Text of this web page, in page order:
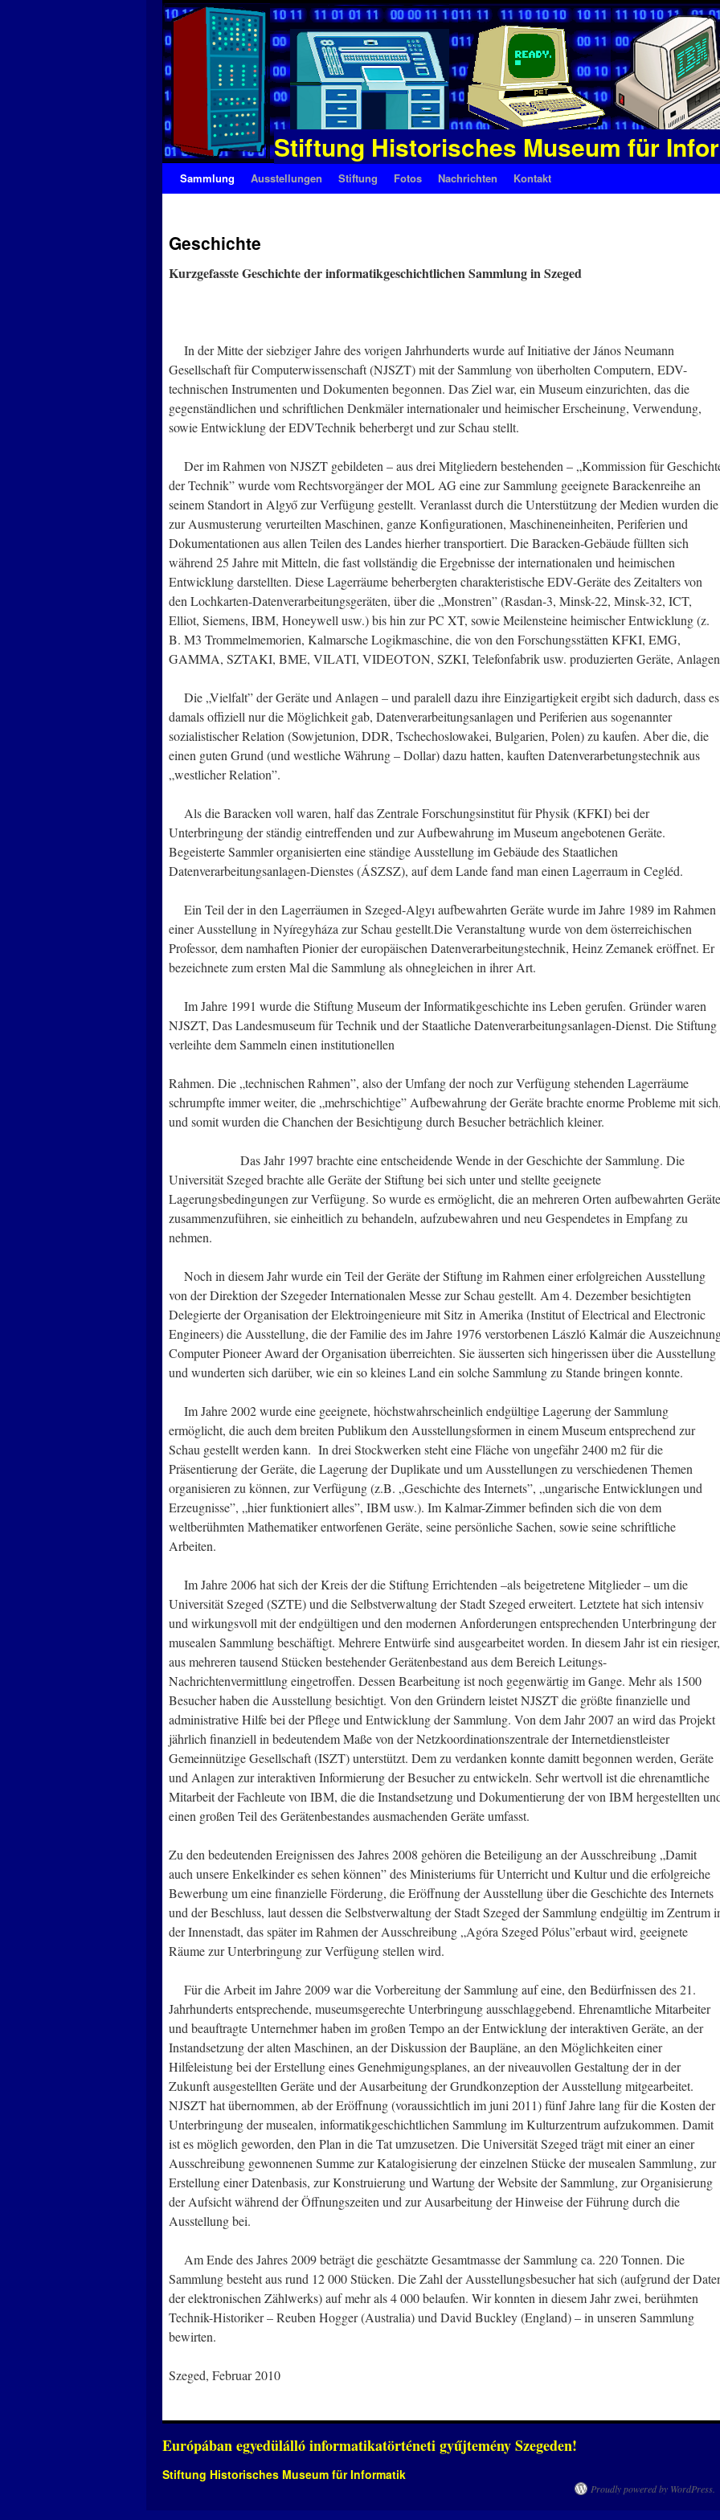
Stiftung Historisches Museum für
Zum
springen
Sammlung Ausstellungen Stiftung Fotos Nachrichten Kontakt
Geschichte
Kurzgefasste Geschichte der informatikgeschichtlichen Sammlung in Szeged
In der Mitte der siebziger Jahre des vorigen Jahrhunderts wurde auf Initiative der János Neumann
Gesellschaft für Computerwissenschaft (NJSZT) mit der Sammlung von überholten Computern, EDV-
technischen Instrumenten und Dokumenten begonnen. Das Ziel war, ein Museum einzurichten, das die
gegenständlichen und schriftlichen Denkmäler internationaler und heimischer Erscheinung, Verwendung,
sowie Entwicklung der EDVTechnik beherbergt und zur Schau stellt.
Der im Rahmen von NJSZT gebildeten – aus drei Mitgliedern bestehenden – „Kommission für
der Technik” wurde vom Rechtsvorgänger der MOL AG eine zur Sammlung geeignete Barackenreihe an
seinem Standort in Algyő zur Verfügung gestellt. Veranlasst durch die Unterstützung der Medien wurden die
zur Ausmusterung verurteilten Maschinen, ganze Konfigurationen, Maschineneinheiten, Periferien und
Dokumentationen aus allen Teilen des Landes hierher transportiert. Die Baracken-Gebäude füllten sich
während 25 Jahre mit Mitteln, die fast vollständig die Ergebnisse der internationalen und heimischen
Entwicklung darstellten. Diese Lagerräume beherbergten charakteristische EDV-Geräte des Zeitalters von
den Lochkarten-Datenverarbeitungsgeräten, über die „Monstren” (Rasdan-3, Minsk-22, Minsk-32, ICT,
Elliot, Siemens, IBM, Honeywell usw.) bis hin zur PC XT, sowie Meilensteine heimischer Entwicklung (z.
B. M3 Trommelmemorien, Kalmarsche Logikmaschine, die von den Forschungsstätten KFKI, EMG,
GAMMA, SZTAKI, BME, VILATI, VIDEOTON, SZKI, Telefonfabrik usw. produzierten Geräte,
Die „Vielfalt” der Geräte und Anlagen – und paralell dazu ihre Einzigartigkeit ergibt sich dadurch, dass es
damals offiziell nur die Möglichkeit gab, Datenverarbeitungsanlagen und Periferien aus sogenannter
sozialistischer Relation (Sowjetunion, DDR, Tschechoslowakei, Bulgarien, Polen) zu kaufen. Aber die, die
einen guten Grund (und westliche Währung – Dollar) dazu hatten, kauften Datenverarbetungstechnik aus
„westlicher Relation”.
Als die Baracken voll waren, half das Zentrale Forschungsinstitut für Physik (KFKI) bei der
Unterbringung der ständig eintreffenden und zur Aufbewahrung im Museum angebotenen Geräte.
Begeisterte Sammler organisierten eine ständige Ausstellung im Gebäude des Staatlichen
Datenverarbeitungsanlagen-Dienstes (ÁSZSZ), auf dem Lande fand man einen Lagerraum in Cegléd.
Ein Teil der in den Lagerräumen in Szeged-Algyı aufbewahrten Geräte wurde im Jahre 1989 im Rahmen
einer Ausstellung in Nyíregyháza zur Schau gestellt.Die Veranstaltung wurde von dem österreichischen
Professor, dem namhaften Pionier der europäischen Datenverarbeitungstechnik, Heinz Zemanek eröffnet. Er
bezeichnete zum ersten Mal die Sammlung als ohnegleichen in ihrer Art.
Im Jahre 1991 wurde die Stiftung Museum der Informatikgeschichte ins Leben gerufen. Gründer waren
NJSZT, Das Landesmuseum für Technik und der Staatliche Datenverarbeitungsanlagen-Dienst. Die Stiftung
verleihte dem Sammeln einen institutionellen
Rahmen. Die „technischen Rahmen”, also der Umfang der noch zur Verfügung stehenden Lagerräume
schrumpfte immer weiter, die „mehrschichtige” Aufbewahrung der Geräte brachte enorme Probleme mit
und somit wurden die Chanchen der Besichtigung durch Besucher beträchlich kleiner.
Das Jahr 1997 brachte eine entscheidende Wende in der Geschichte der Sammlung. Die
Universität Szeged brachte alle Geräte der Stiftung bei sich unter und stellte geeignete
Lagerungsbedingungen zur Verfügung. So wurde es ermöglicht, die an mehreren Orten aufbewahrten Geräte
zusammenzuführen, sie einheitlich zu behandeln, aufzubewahren und neu Gespendetes in Empfang zu
nehmen.
Noch in diesem Jahr wurde ein Teil der Geräte der Stiftung im Rahmen einer erfolgreichen Ausstellung
von der Direktion der Szegeder Internationalen Messe zur Schau gestellt. Am 4. Dezember besichtigten
Delegierte der Organisation der Elektroingenieure mit Sitz in Amerika (Institut of Electrical and Electronic
Engineers) die Ausstellung, die der Familie des im Jahre 1976 verstorbenen László Kalmár die
Computer Pioneer Award der Organisation überreichten. Sie äusserten sich hingerissen über die Ausstellung
und wunderten sich darüber, wie ein so kleines Land ein solche Sammlung zu Stande bringen konnte.
Im Jahre 2002 wurde eine geeignete, höchstwahrscheinlich endgültige Lagerung der Sammlung
ermöglicht, die auch dem breiten Publikum den Ausstellungsformen in einem Museum entsprechend zur
Schau gestellt werden kann. In drei Stockwerken steht eine Fläche von ungefähr 2400 m2 für die
Präsentierung der Geräte, die Lagerung der Duplikate und um Ausstellungen zu verschiedenen Themen
organisieren zu können, zur Verfügung (z.B. „Geschichte des Internets”, „ungarische Entwicklungen und
Erzeugnisse”, „hier funktioniert alles”, IBM usw.). Im Kalmar-Zimmer befinden sich die von dem
weltberühmten Mathematiker entworfenen Geräte, seine persönliche Sachen, sowie seine schriftliche
Arbeiten.
Im Jahre 2006 hat sich der Kreis der die Stiftung Errichtenden –als beigetretene Mitglieder – um die
Universität Szeged (SZTE) und die Selbstverwaltung der Stadt Szeged erweitert. Letztete hat sich intensiv
und wirkungsvoll mit der endgültigen und den modernen Anforderungen entsprechenden Unterbringung der
musealen Sammlung beschäftigt. Mehrere Entwürfe sind ausgearbeitet worden. In diesem Jahr ist ein riesiger,
aus mehreren tausend Stücken bestehender Gerätenbestand aus dem Bereich Leitungs-
Nachrichtenvermittlung eingetroffen. Dessen Bearbeitung ist noch gegenwärtig im Gange. Mehr als 1500
Besucher haben die Ausstellung besichtigt. Von den Gründern leistet NJSZT die größte finanzielle und
administrative Hilfe bei der Pflege und Entwicklung der Sammlung. Von dem Jahr 2007 an wird das Projekt
jährlich finanziell in bedeutendem Maße von der Netzkoordinationszentrale der Internetdienstleister
Gemeinnützige Gesellschaft (ISZT) unterstützt. Dem zu verdanken konnte damitt begonnen werden, Geräte
und Anlagen zur interaktiven Informierung der Besucher zu entwickeln. Sehr wertvoll ist die ehrenamtliche
Mitarbeit der Fachleute von IBM, die die Instandsetzung und Dokumentierung der von IBM hergestellten
einen großen Teil des Gerätenbestandes ausmachenden Geräte umfasst.
Zu den bedeutenden Ereignissen des Jahres 2008 gehören die Beteiligung an der Ausschreibung „Damit
auch unsere Enkelkinder es sehen können” des Ministeriums für Unterricht und Kultur und die erfolgreiche
Bewerbung um eine finanzielle Förderung, die Eröffnung der Ausstellung über die Geschichte des Internets
und der Beschluss, laut dessen die Selbstverwaltung der Stadt Szeged der Sammlung endgültig im Zentrum
der Innenstadt, das später im Rahmen der Ausschreibung „Agóra Szeged Pólus”erbaut wird, geeignete
Räume zur Unterbringung zur Verfügung stellen wird.
Für die Arbeit im Jahre 2009 war die Vorbereitung der Sammlung auf eine, den Bedürfnissen des 21.
Jahrhunderts entsprechende, museumsgerechte Unterbringung ausschlaggebend. Ehrenamtliche Mitarbeiter
und beauftragte Unternehmer haben im großen Tempo an der Entwicklung der interaktiven Geräte, an der
Instandsetzung der alten Maschinen, an der Diskussion der Baupläne, an den Möglichkeiten einer
Hilfeleistung bei der Erstellung eines Genehmigungsplanes, an der niveauvollen Gestaltung der in der
Zukunft ausgestellten Geräte und der Ausarbeitung der Grundkonzeption der Ausstellung mitgearbeitet.
NJSZT hat übernommen, ab der Eröffnung (voraussichtlich im juni 2011) fünf Jahre lang für die Kosten der
Unterbringung der musealen, informatikgeschichtlichen Sammlung im Kulturzentrum aufzukommen. Damit
ist es möglich geworden, den Plan in die Tat umzusetzen. Die Universität Szeged trägt mit einer an einer
Ausschreibung gewonnenen Summe zur Katalogisierung der einzelnen Stücke der musealen Sammlung, zur
Erstellung einer Datenbasis, zur Konstruierung und Wartung der Website der Sammlung, zur Organisierung
der Aufsicht während der Öffnungszeiten und zur Ausarbeitung der Hinweise der Führung durch die
Ausstellung bei.
Am Ende des Jahres 2009 beträgt die geschätzte Gesamtmasse der Sammlung ca. 220 Tonnen. Die
Sammlung besteht aus rund 12 000 Stücken. Die Zahl der Ausstellungsbesucher hat sich (aufgrund der
der elektronischen Zählwerks) auf mehr als 4 000 belaufen. Wir konnten in diesem Jahr zwei, berühmten
Technik-Historiker – Reuben Hogger (Australia) und David Buckley (England) – in unseren Sammlung
bewirten.
Szeged, Februar 2010
Európában egyedülálló informatikatörténeti gyűjtemény Szegeden!
Stiftung Historisches Museum für Informatik
Proudly powered by WordPress.